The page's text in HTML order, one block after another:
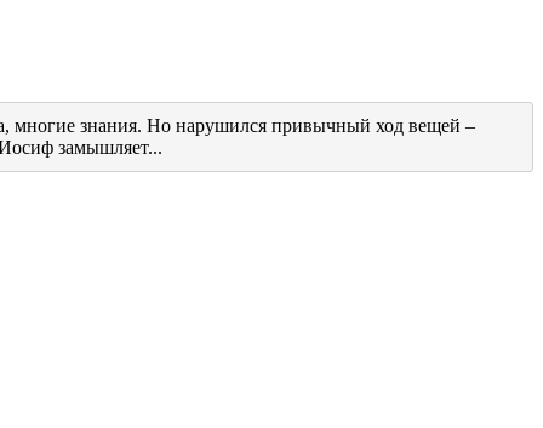
многие знания. Но нарушился привычный ход вещей –
замышляет...